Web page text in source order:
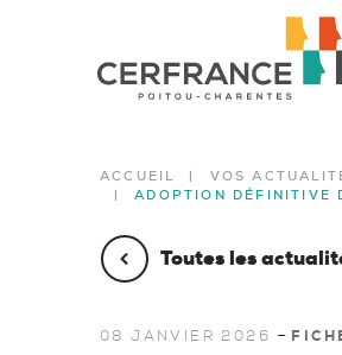
ACCUEIL
VOS
ADOPTION DÉFINITIVE
Toutes les
08 JANVIER 2026 -